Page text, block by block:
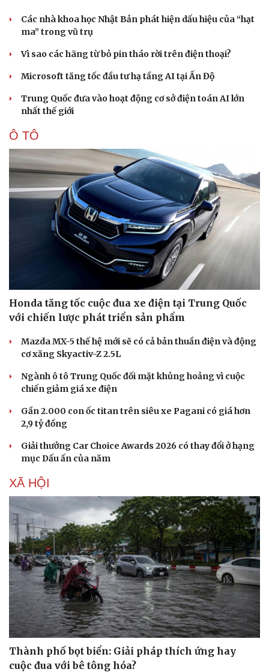
Sức khỏe
Dinh dưỡng - món ngon
Cây thuốc
Sản phụ khoa
Đời sống
Nhà đẹp
Blog
Các nhà khoa học Nhật Bản phát hiện dấu hiệu của “hạt
ma” trong vũ trụ
Vì sao các hãng từ bỏ pin tháo rời trên điện thoại?
Microsoft tăng tốc đầu tư hạ tầng AI tại Ấn Độ
Trung Quốc đưa vào hoạt động cơ sở điện toán AI lớn
nhất thế giới
Ô TÔ
Honda tăng tốc cuộc đua xe điện tại Trung Quốc
với chiến lược phát triển sản phẩm
Mazda MX-5 thế hệ mới sẽ có cả bản thuần điện và động
cơ xăng Skyactiv-Z 2.5L
Ngành ô tô Trung Quốc đối mặt khủng hoảng vì cuộc
chiến giảm giá xe điện
Gần 2.000 con ốc titan trên siêu xe Pagani có giá hơn
2,9 tỷ đồng
Giải thưởng Car Choice Awards 2026 có thay đổi ở hạng
mục Dấu ấn của năm
XÃ HỘI
Thành phố bọt biển: Giải pháp thích ứng hay
cuộc đua với bê tông hóa?